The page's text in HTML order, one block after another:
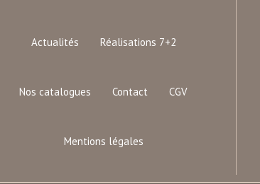
Actualités Réalisations 7+2
Nos catalogues Contact CGV
Mentions légales